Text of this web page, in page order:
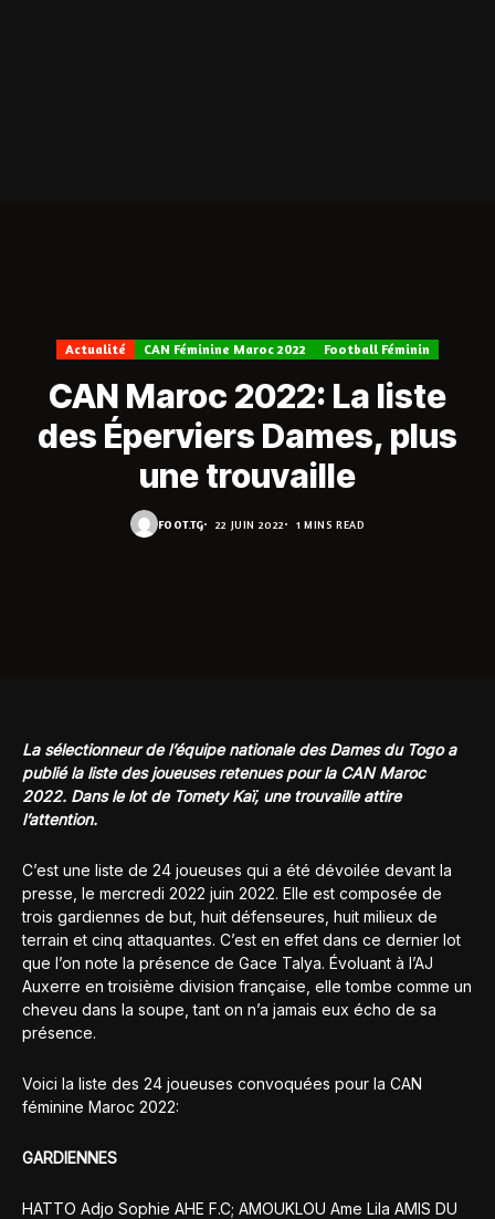
Actualité CAN Féminine Maroc 2022 Football Féminin
CAN Maroc 2022: La liste
des Éperviers Dames, plus
une trouvaille
FOOT.TG 22 JUIN 2022 1 MINS READ
La sélectionneur de l’équipe nationale des Dames du Togo a
publié la liste des joueuses retenues pour la CAN Maroc
2022. Dans le lot de Tomety Kaï, une trouvaille attire
l’attention.
C’est une liste de 24 joueuses qui a été dévoilée devant la
presse, le mercredi 2022 juin 2022. Elle est composée de
trois gardiennes de but, huit défenseures, huit milieux de
terrain et cinq attaquantes. C’est en effet dans ce dernier lot
que l’on note la présence de Gace Talya. Évoluant à l’AJ
Auxerre en troisième division française, elle tombe comme un
cheveu dans la soupe, tant on n’a jamais eux écho de sa
présence.
Voici la liste des 24 joueuses convoquées pour la CAN
féminine Maroc 2022:
GARDIENNES
HATTO Adjo Sophie AHE F.C; AMOUKLOU Ame Lila AMIS DU